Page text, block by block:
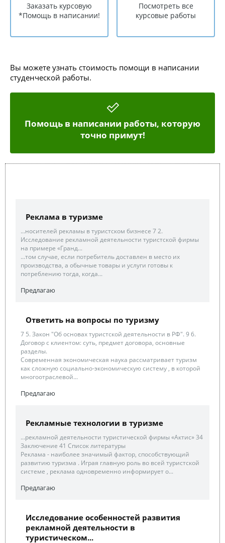
Заказать курсовую
*Помощь в написании!
Посмотреть все
курсовые работы
Вы можете узнать стоимость помощи в написании
студенческой работы.
Помощь в написании работы, которую
точно примут!
Реклама в туризме
...носителей рекламы в туристском бизнесе 7 2.
Исследование рекламной деятельности туристской фирмы
на примере «Гранд...
...том случае, если потребитель доставлен в место их
производства, а обычные товары и услуги готовы к
потреблению тогда, когда...
Предлагаю
Ответить на вопросы по туризму
7 5. Закон "Об основах туристской деятельности в РФ". 9 6.
Договор с клиентом: суть, предмет договора, основные
разделы.
Современная экономическая наука рассматривает туризм
как сложную социально-экономическую систему , в которой
многоотраслевой...
Предлагаю
Рекламные технологии в туризме
...рекламной деятельности туристической фирмы «Актис» 34
Заключение 41 Список литературы
Реклама - наиболее значимый фактор, способствующий
развитию туризма . Играя главную роль во всей туристской
системе , реклама одновременно информирует о...
Предлагаю
Исследование особенностей развития
рекламной деятельности в
туристическом...